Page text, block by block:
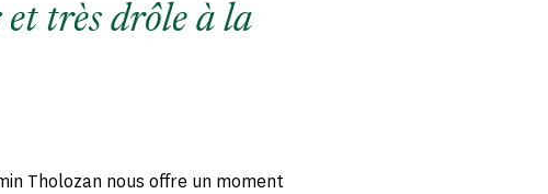
et très drôle à la
Tholozan nous offre un moment